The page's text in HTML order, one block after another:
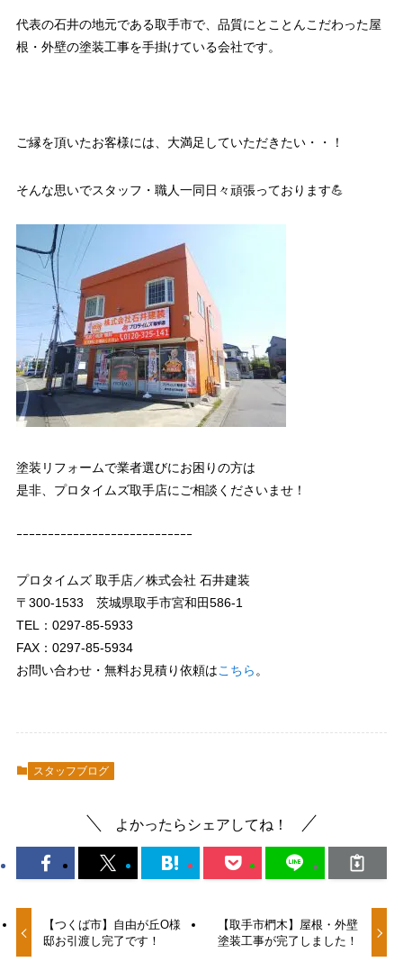
代表の石井の地元である取手市で、品質にとことんこだわった屋
根・外壁の塗装工事を手掛けている会社です。
ご縁を頂いたお客様には、大満足していただきたい・・！
そんな思いでスタッフ・職人一同日々頑張っております💪
塗装リフォームで業者選びにお困りの方は
是非、プロタイムズ取手店にご相談くださいませ！
ｰｰｰｰｰｰｰｰｰｰｰｰｰｰｰｰｰｰｰｰｰｰｰｰｰｰｰｰ
プロタイムズ 取手店／株式会社 石井建装
〒300-1533 茨城県取手市宮和田586-1
TEL：0297-85-5933
FAX：0297-85-5934
お問い合わせ・無料お見積り依頼はこちら 。
スタッフブログ
よかったらシェアしてね！
【つくば市】自由が丘O様
邸お引渡し完了です！
【取手市椚木】屋根・外壁
塗装工事が完了しました！